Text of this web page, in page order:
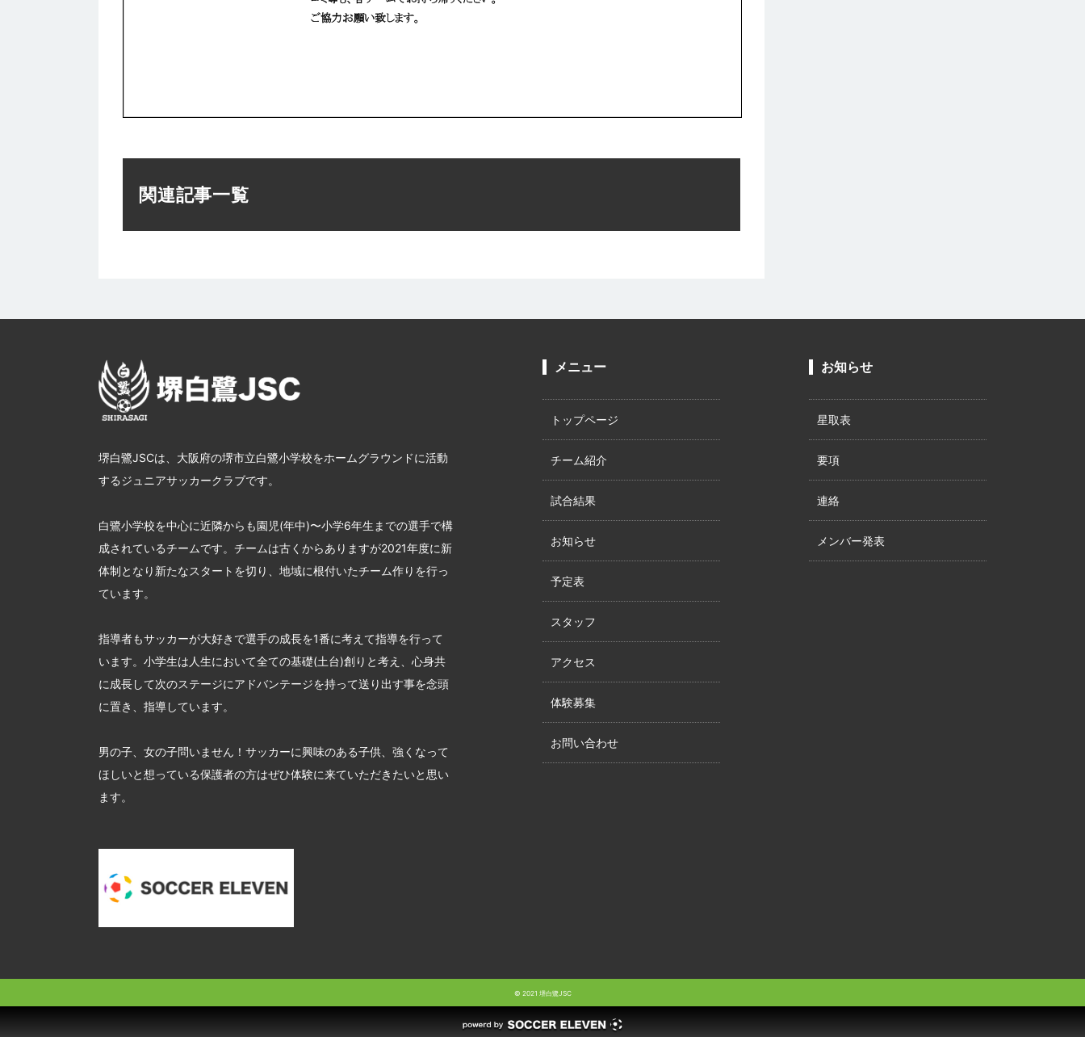
関連記事一覧
堺白鷺JSCは、大阪府の堺市立白鷺小学校をホームグラウンドに活動
するジュニアサッカークラブです。
白鷺小学校を中心に近隣からも園児(年中)〜小学6年生までの選手で構
成されているチームです。チームは古くからありますが2021年度に新
体制となり新たなスタートを切り、地域に根付いたチーム作りを行っ
ています。
指導者もサッカーが大好きで選手の成長を1番に考えて指導を行って
います。小学生は人生において全ての基礎(土台)創りと考え、心身共
に成長して次のステージにアドバンテージを持って送り出す事を念頭
に置き、指導しています。
男の子、女の子問いません！サッカーに興味のある子供、強くなって
ほしいと想っている保護者の方はぜひ体験に来ていただきたいと思い
ます。
メニュー
トップページ
チーム紹介
試合結果
お知らせ
予定表
スタッフ
アクセス
体験募集
お問い合わせ
お知らせ
星取表
要項
連絡
メンバー発表
© 2021 堺白鷺JSC